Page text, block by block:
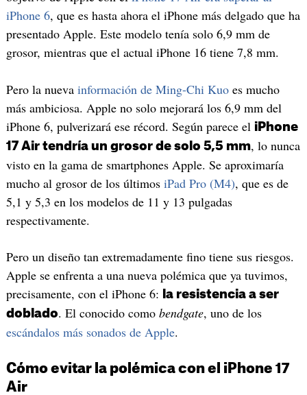
iPhone 6, que es hasta ahora el iPhone más delgado que ha
presentado Apple. Este modelo tenía solo 6,9 mm de
grosor, mientras que el actual iPhone 16 tiene 7,8 mm.
Pero la nueva información de Ming-Chi Kuoes mucho
más ambiciosa. Apple no solo mejorará los 6,9 mm del
iPhone 6, pulverizará ese récord. Según parece el iPhone
17 Air tendría un grosor de solo 5,5 mm, lo nunca
visto en la gama de smartphones Apple. Se aproximaría
mucho al grosor de los últimos iPad Pro (M4), que es de
5,1 y 5,3 en los modelos de 11 y 13 pulgadas
respectivamente.
Pero un diseño tan extremadamente fino tiene sus riesgos.
Apple se enfrenta a una nueva polémica que ya tuvimos,
precisamente, con el iPhone 6:
la resistencia a ser
doblado. El conocido como bendgate, uno de los
escándalos más sonados de Apple.
Cómo evitar la polémica con el iPhone 17
Air